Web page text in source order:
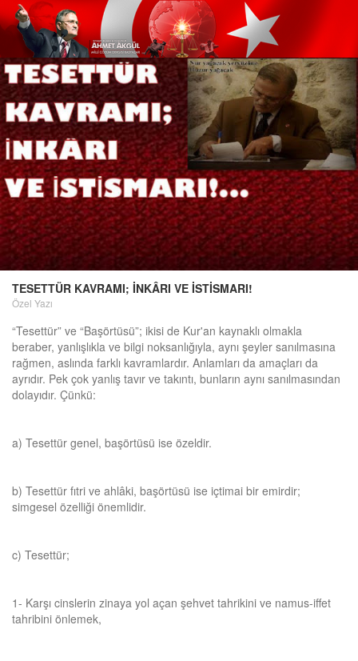
TESETTÜR KAVRAMI; İNKÂRI VE İSTİSMARI!
Özel Yazı
“Tesettür” ve “Başörtüsü”; ikisi de Kur'an kaynaklı olmakla
beraber, yanlışlıkla ve bilgi noksanlığıyla, aynı şeyler sanılmasına
rağmen, aslında farklı kavramlardır. Anlamları da amaçları da
ayrıdır. Pek çok yanlış tavır ve takıntı, bunların aynı sanılmasından
dolayıdır. Çünkü:
a) Tesettür genel, başörtüsü ise özeldir.
b) Tesettür fıtri ve ahlâki, başörtüsü ise içtimai bir emirdir;
simgesel özelliği önemlidir.
c) Tesettür;
1- Karşı cinslerin zinaya yol açan şehvet tahrikini ve namus-iffet
tahribini önlemek,